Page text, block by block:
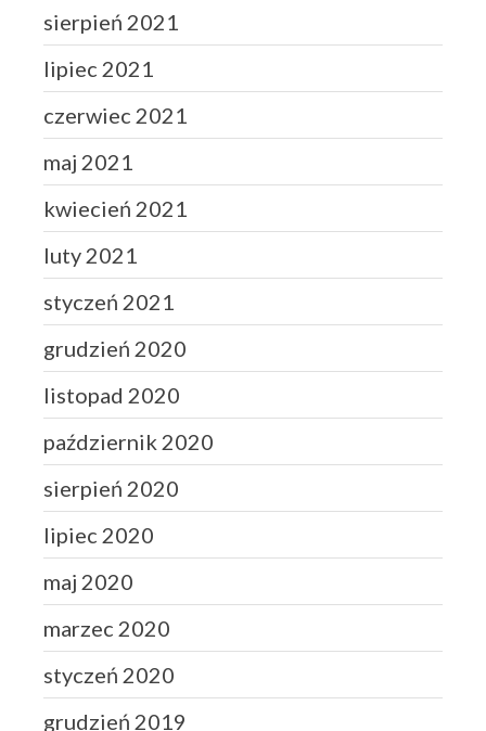
sierpień 2021
lipiec 2021
czerwiec 2021
maj 2021
kwiecień 2021
luty 2021
styczeń 2021
grudzień 2020
listopad 2020
październik 2020
sierpień 2020
lipiec 2020
maj 2020
marzec 2020
styczeń 2020
grudzień 2019